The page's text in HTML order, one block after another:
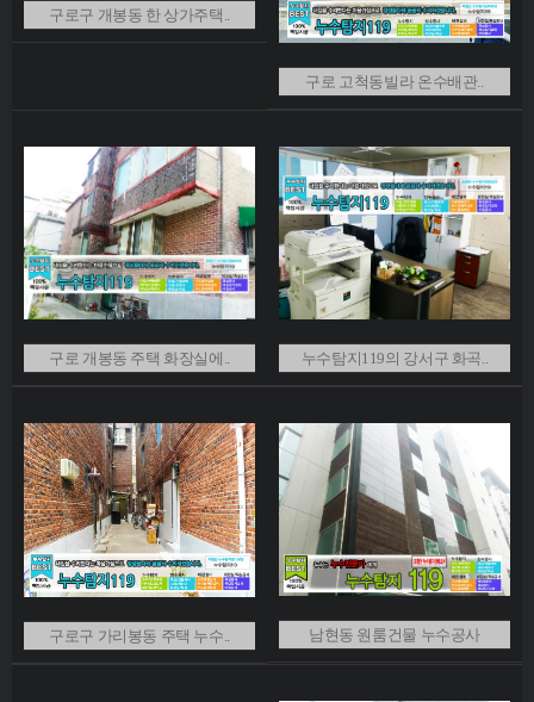
구로구 개봉동 한 상가주택..
구로 고척동빌라 온수배관..
구로 개봉동 주택 화장실에.. 누수탐지119의 강서구 화곡..
구로구 가리봉동 주택 누수.. 남현동 원룸건물 누수공사